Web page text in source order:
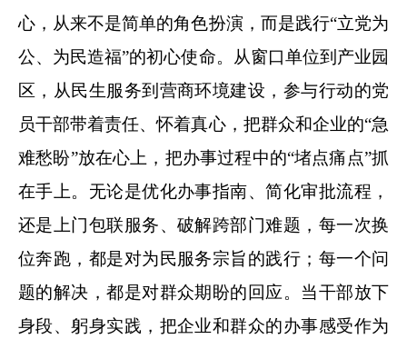
心，从来不是简单的角色扮演，而是践行“立党为
公、为民造福”的初心使命。从窗口单位到产业园
区，从民生服务到营商环境建设，参与行动的党
员干部带着责任、怀着真心，把群众和企业的“急
难愁盼”放在心上，把办事过程中的“堵点痛点”抓
在手上。无论是优化办事指南、简化审批流程，
还是上门包联服务、破解跨部门难题，每一次换
位奔跑，都是对为民服务宗旨的践行；每一个问
题的解决，都是对群众期盼的回应。当干部放下
身段、躬身实践，把企业和群众的办事感受作为